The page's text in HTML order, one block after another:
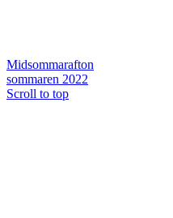
Midsommarafton
sommaren 2022
Scroll to top